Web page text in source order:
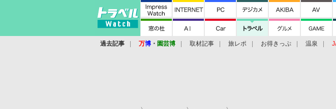
過去記事 万博 ・ 園芸博 取材記事 旅レポ お得きっぷ 温泉